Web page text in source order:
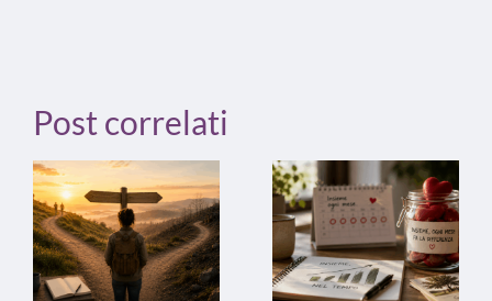
Post correlati